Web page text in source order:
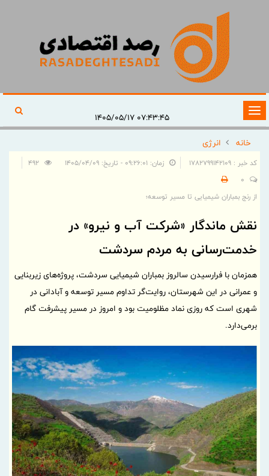
تغییر
وضعیت
ناوبری
۰۷:۴۳:۴۵ ۱۴۰۵/۰۵/۱۷
خانه
انرژی
کد خبر : 1782799142109 زمان: ۰۹:۲۶:۰۱ - تاریخ: ۱۴۰۵/۰۴/۰۹
0
از رنج بمباران شیمیایی تا مسیر توسعه؛
نقش ماندگار «شرکت آب‌ و نیرو» در
خدمت‌رسانی به مردم سردشت
همزمان با فرارسیدن سالروز بمباران شیمیایی سردشت، پروژه‌های زیربنایی
و عمرانی در این شهرستان، روایت‌گر تداوم مسیر توسعه و آبادانی در
شهری است که روزی نماد مظلومیت بود و امروز در مسیر پیشرفت گام
برمی‌دارد.